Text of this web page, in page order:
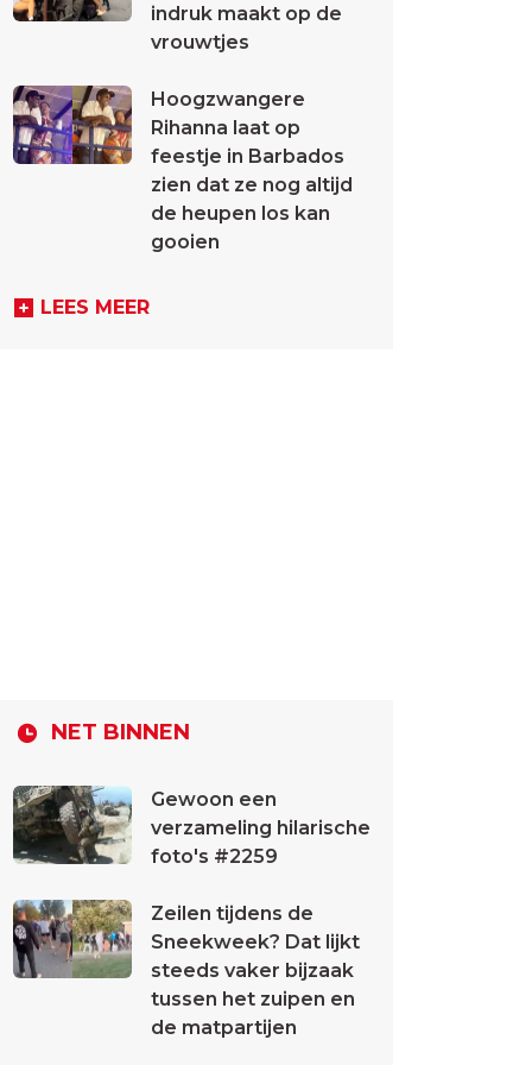
indruk maakt op de
vrouwtjes
Hoogzwangere
Rihanna laat op
feestje in Barbados
zien dat ze nog altijd
de heupen los kan
gooien
LEES MEER
NET BINNEN
Gewoon een
verzameling hilarische
foto's #2259
Zeilen tijdens de
Sneekweek? Dat lijkt
steeds vaker bijzaak
tussen het zuipen en
de matpartijen